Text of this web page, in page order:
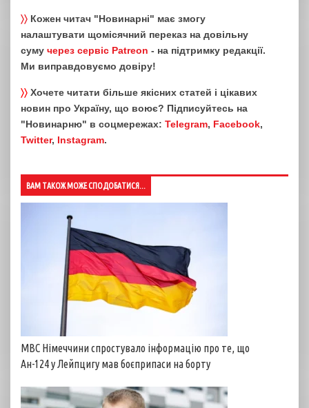
〉〉 Кожен читач "Новинарні" має змогу
налаштувати щомісячний переказ на довільну
суму через сервіс Patreon - на підтримку редакції.
Ми виправдовуємо довіру!
〉〉 Хочете читати більше якісних статей і цікавих
новин про Україну, що воює? Підписуйтесь на
"Новинарню" в соцмережах: Telegram, Facebook,
Twitter, Instagram.
ВАМ ТАКОЖ МОЖЕ СПОДОБАТИСЯ...
МВС Німеччини спростувало інформацію про те, що
Ан-124 у Лейпцигу мав боєприпаси на борту